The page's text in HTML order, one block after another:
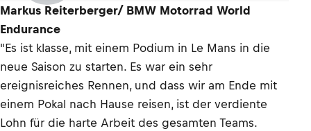
Markus Reiterberger/ BMW Motorrad World
Endurance
"Es ist klasse, mit einem Podium in Le Mans in die
neue Saison zu starten. Es war ein sehr
ereignisreiches Rennen, und dass wir am Ende mit
einem Pokal nach Hause reisen, ist der verdiente
Lohn für die harte Arbeit des gesamten Teams.